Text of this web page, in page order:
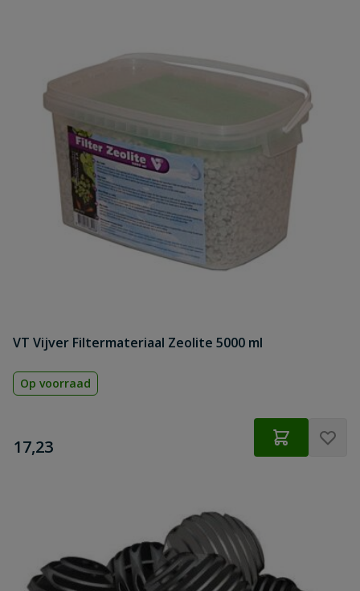
VT Vijver Filtermateriaal Zeolite 5000 ml
Op voorraad
€
17,23